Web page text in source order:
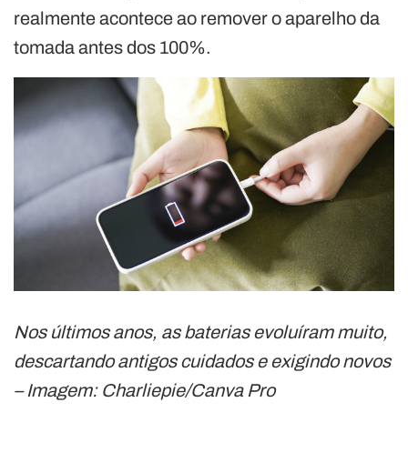
realmente acontece ao remover o aparelho da
tomada antes dos 100%.
Nos últimos anos, as baterias evoluíram muito,
descartando antigos cuidados e exigindo novos
– Imagem: Charliepie/Canva Pro